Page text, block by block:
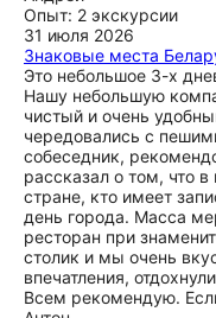
Опыт: 2 экскурсии
31 июля 2026
Знаковые места
Это небольшое 3-х
Нашу небольшую
чистый и очень
чередовались с
собеседник,
рассказал о том, что
стране, кто имеет
день города. Масса
ресторан при
столик и мы очень
впечатления,
Всем рекомендую.